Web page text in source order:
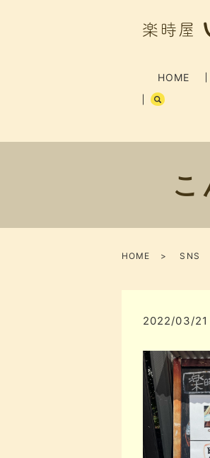
HOME
こ
HOME SNS
2022/03/21